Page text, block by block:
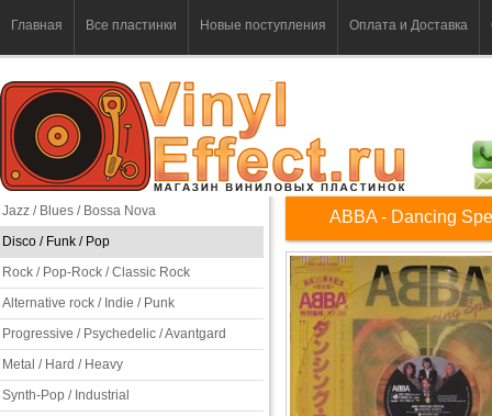
Главная Все пластинки Новые поступления Оплата и Доставка
Jazz / Blues / Bossa Nova
Disco / Funk / Pop
Rock / Pop-Rock / Classic Rock
Alternative rock / Indie / Punk
Progressive / Psychedelic / Avantgard
Metal / Hard / Heavy
Synth-Pop / Industrial
ABBA - Dancing